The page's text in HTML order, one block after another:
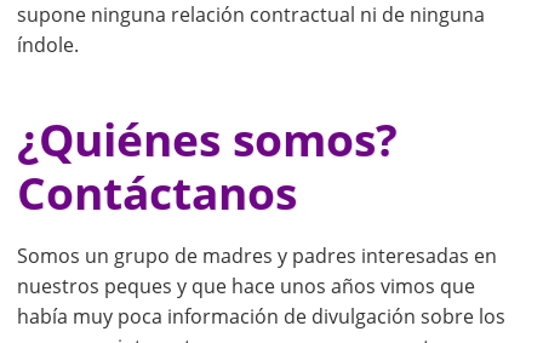
supone ninguna relación contractual ni de ninguna
índole.
¿Quiénes somos?
Contáctanos
Somos un grupo de madres y padres interesadas en
nuestros peques y que hace unos años vimos que
había muy poca información de divulgación sobre los